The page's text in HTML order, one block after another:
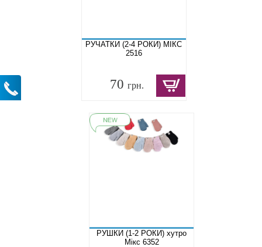
РУЧАТКИ (2-4 РОКИ) МІКС
2516
70грн.
РУШКИ (1-2 РОКИ) хутро
Мікс 6352